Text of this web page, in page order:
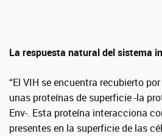
La respuesta natural del sistema
“El VIH se encuentra recubierto
unas proteínas de superficie -la
Env-. Esta proteína interacciona
presentes en la superficie de las